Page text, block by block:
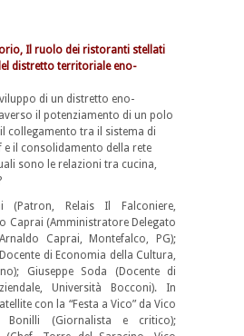
Il ruolo dei ristoranti stellati
distretto territoriale eno-
di un distretto eno-
il potenziamento di un polo
collegamento tra il sistema di
e il consolidamento della rete
sono le relazioni tra cucina,
(Patron, Relais Il Falconiere,
Caprai (Amministratore Delegato
Caprai, Montefalco, PG);
di Economia della Cultura,
Giuseppe Soda (Docente di
Università Bocconi). In
con la “Festa a Vico” da Vico
Bonilli (Giornalista e critico);